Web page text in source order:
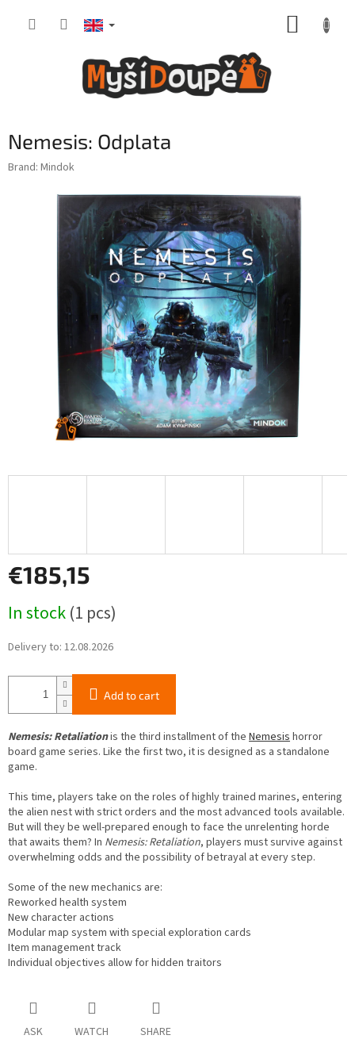
Nemesis: Odplata
Brand: Mindok
€185,15
price:
In stock(1 pcs)
Delivery to: 12.08.2026
Add to cart
Nemesis: Retaliationis the third installment of the Nemesishorror
board game series. Like the first two, it is designed as a standalone
game.
This time, players take on the roles of highly trained marines, entering
the alien nest with strict orders and the most advanced tools available.
But will they be well-prepared enough to face the unrelenting horde
that awaits them? In Nemesis: Retaliation, players must survive against
overwhelming odds and the possibility of betrayal at every step.
Some of the new mechanics are:
Reworked health system
New character actions
Modular map system with special exploration cards
Item management track
Individual objectives allow for hidden traitors
ASK WATCH SHARE